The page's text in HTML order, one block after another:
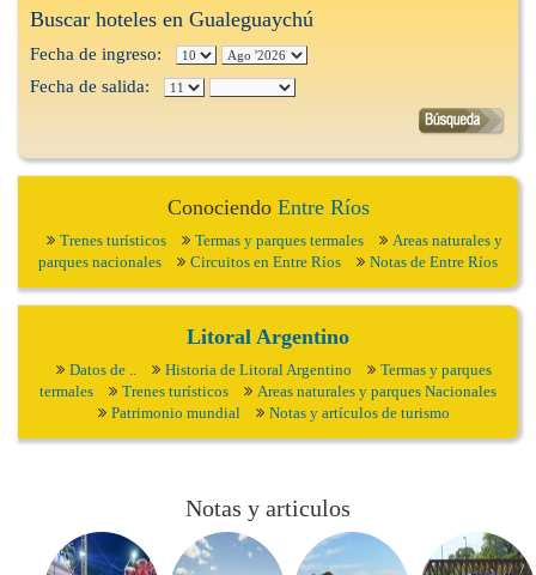
Buscar hoteles en Gualeguaychú
Fecha de ingreso:
Fecha de salida:
Conociendo Entre Ríos
Trenes turísticos Termas y parques termales
Areas naturales y
parques nacionales
Circuitos en Entre Ríos Notas de Entre Ríos
Litoral Argentino
Datos de .. Historia de Litoral Argentino
Termas y parques
termales
Trenes turísticos
Areas naturales y parques Nacionales
Patrimonio mundial
Notas y artículos de turismo
Notas y articulos